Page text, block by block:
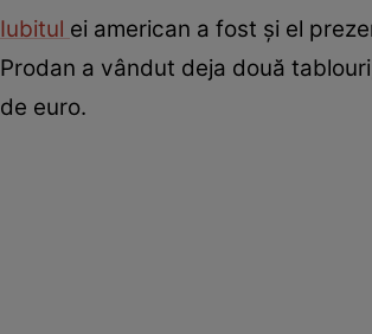
Iubitul ei american a fost și el
Prodan a vândut deja două
de euro.